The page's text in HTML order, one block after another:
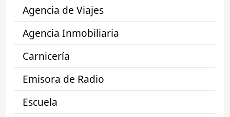
Agencia de Viajes
Agencia Inmobiliaria
Carnicería
Emisora de Radio
Escuela